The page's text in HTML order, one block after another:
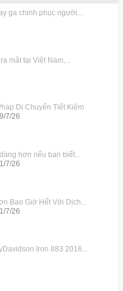
ga chinh phục người...
mắt tại Việt Nam,...
Di Chuyển Tiết Kiệm
7/26
hơn nếu bạn biết...
7/26
Bao Giờ Hết Với Dịch...
7/26
Iron 883 2016...